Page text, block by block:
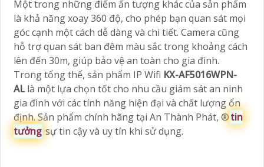
Một trong những điểm ấn tượng khác của sản phẩm
là khả năng xoay 360 độ, cho phép bạn quan sát mọi
góc cạnh một cách dễ dàng và chi tiết. Camera cũng
hỗ trợ quan sát ban đêm màu sắc trong khoảng cách
lên đến 30m, giúp bảo vệ an toàn cho gia đình.
Trong tổng thể, sản phẩm IP Wifi KX-AF5016WPN-
ALlà một lựa chọn tốt cho nhu cầu giám sát an ninh
gia đình với các tính năng hiện đại và chất lượng ổn
định. Sản phẩm chính hãng tại An Thành Phát, ®️tin
tưởng sự tin cậy và uy tín khi sử dụng.